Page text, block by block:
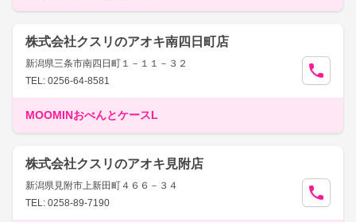
株式会社クスリのアオキ南四日町店
新潟県三条市南四日町１－１１－３２
TEL: 0256-64-8581
MOOMINおべんとケースL
株式会社クスリのアオキ見附店
新潟県見附市上新田町４６６－３４
TEL: 0258-89-7190